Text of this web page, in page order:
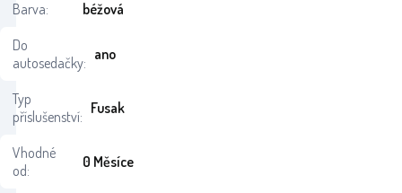
Barva:
béžová
Do
autosedačky: ano
Typ
příslušenství: Fusak
Vhodné
od:
0 Měsíce